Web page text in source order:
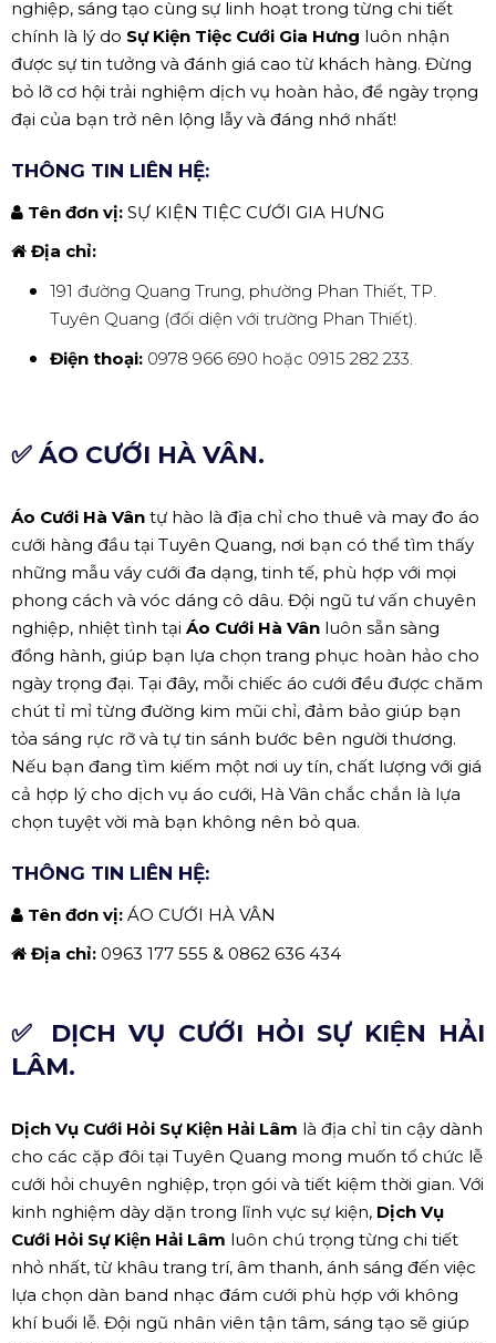
nghiệp, sáng tạo cùng sự linh hoạt trong từng chi tiết
chính là lý do Sự Kiện Tiệc Cưới Gia Hưng luôn nhận
được sự tin tưởng và đánh giá cao từ khách hàng. Đừng
bỏ lỡ cơ hội trải nghiệm dịch vụ hoàn hảo, để ngày trọng
đại của bạn trở nên lộng lẫy và đáng nhớ nhất!
THÔNG TIN LIÊN HỆ:
Tên đơn vị: SỰ KIỆN TIỆC CƯỚI GIA HƯNG
Địa chỉ:
191 đường Quang Trung, phường Phan Thiết, TP.
Tuyên Quang (đối diện với trường Phan Thiết).
Điện thoại: 0978 966 690 hoặc 0915 282 233.
✅ ÁO CƯỚI HÀ VÂN.
Áo Cưới Hà Vân tự hào là địa chỉ cho thuê và may đo áo
cưới hàng đầu tại Tuyên Quang, nơi bạn có thể tìm thấy
những mẫu váy cưới đa dạng, tinh tế, phù hợp với mọi
phong cách và vóc dáng cô dâu. Đội ngũ tư vấn chuyên
nghiệp, nhiệt tình tại Áo Cưới Hà Vân luôn sẵn sàng
đồng hành, giúp bạn lựa chọn trang phục hoàn hảo cho
ngày trọng đại. Tại đây, mỗi chiếc áo cưới đều được chăm
chút tỉ mỉ từng đường kim mũi chỉ, đảm bảo giúp bạn
tỏa sáng rực rỡ và tự tin sánh bước bên người thương.
Nếu bạn đang tìm kiếm một nơi uy tín, chất lượng với giá
cả hợp lý cho dịch vụ áo cưới, Hà Vân chắc chắn là lựa
chọn tuyệt vời mà bạn không nên bỏ qua.
THÔNG TIN LIÊN HỆ:
Tên đơn vị: ÁO CƯỚI HÀ VÂN
Địa chỉ: 0963 177 555 & 0862 636 434
✅ DỊCH VỤ CƯỚI HỎI SỰ KIỆN HẢI
LÂM.
Dịch Vụ Cưới Hỏi Sự Kiện Hải Lâm là địa chỉ tin cậy dành
cho các cặp đôi tại Tuyên Quang mong muốn tổ chức lễ
cưới hỏi chuyên nghiệp, trọn gói và tiết kiệm thời gian. Với
kinh nghiệm dày dặn trong lĩnh vực sự kiện, Dịch Vụ
Cưới Hỏi Sự Kiện Hải Lâm luôn chú trọng từng chi tiết
nhỏ nhất, từ khâu trang trí, âm thanh, ánh sáng đến việc
lựa chọn dàn band nhạc đám cưới phù hợp với không
khí buổi lễ. Đội ngũ nhân viên tận tâm, sáng tạo sẽ giúp